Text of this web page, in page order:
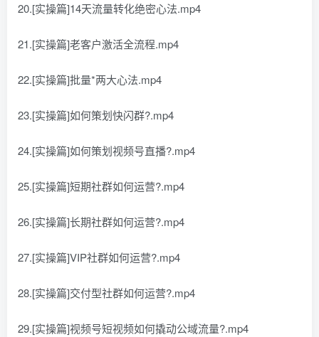
20.[实操篇]14天流量转化绝密心法.mp4
21.[实操篇]老客户激活全流程.mp4
22.[实操篇]批量*两大心法.mp4
23.[实操篇]如何策划快闪群?.mp4
24.[实操篇]如何策划视频号直播?.mp4
25.[实操篇]短期社群如何运营?.mp4
26.[实操篇]长期社群如何运营?.mp4
27.[实操篇]VIP社群如何运营?.mp4
28.[实操篇]交付型社群如何运营?.mp4
29.[实操篇]视频号短视频如何撬动公域流量?.mp4